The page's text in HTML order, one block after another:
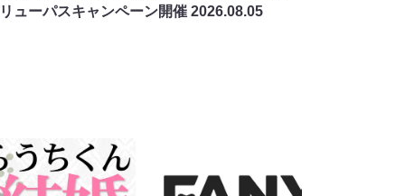
ューパスキャンペーン開催 2026.08.05